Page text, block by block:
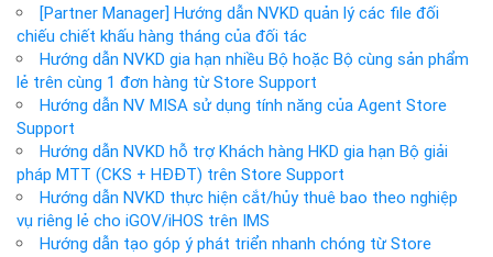
[Partner Manager] Hướng dẫn NVKD quản lý các file đối
chiếu chiết khấu hàng tháng của đối tác
Hướng dẫn NVKD gia hạn nhiều Bộ hoặc Bộ cùng sản phẩm
lẻ trên cùng 1 đơn hàng từ Store Support
Hướng dẫn NV MISA sử dụng tính năng của Agent Store
Support
Hướng dẫn NVKD hỗ trợ Khách hàng HKD gia hạn Bộ giải
pháp MTT (CKS + HĐĐT) trên Store Support
Hướng dẫn NVKD thực hiện cắt/hủy thuê bao theo nghiệp
vụ riêng lẻ cho iGOV/iHOS trên IMS
Hướng dẫn tạo góp ý phát triển nhanh chóng từ Store